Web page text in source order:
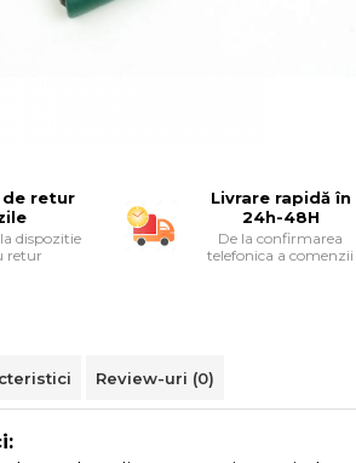
de retur
dispozitie
retur
Livrare rapidă în
24h-48H
De la confirmarea
telefonica a comenzii
Review-uri (0)